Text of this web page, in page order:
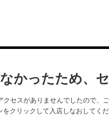
かったため、
セスがありませんでしたので、
クリックして入店しなおしてくだ